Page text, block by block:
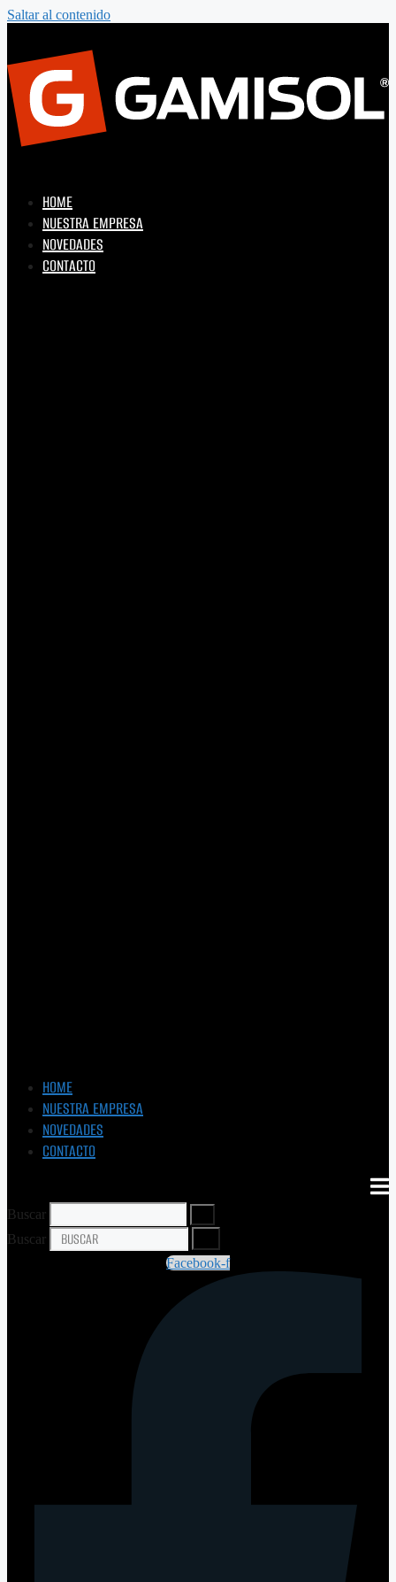
Saltar al contenido
HOME
NUESTRA EMPRESA
NOVEDADES
CONTACTO
HOME
NUESTRA EMPRESA
NOVEDADES
CONTACTO
Buscar
Buscar
Facebook-f